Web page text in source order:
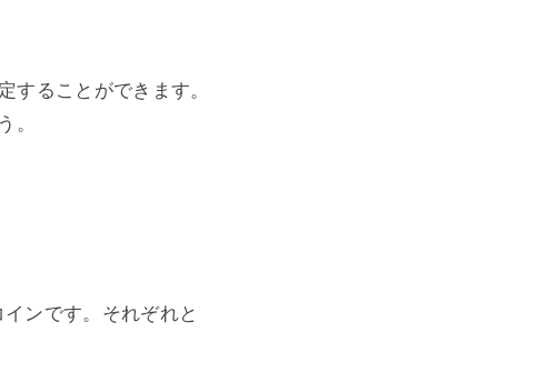
ることができます。
。
ンです。それぞれと